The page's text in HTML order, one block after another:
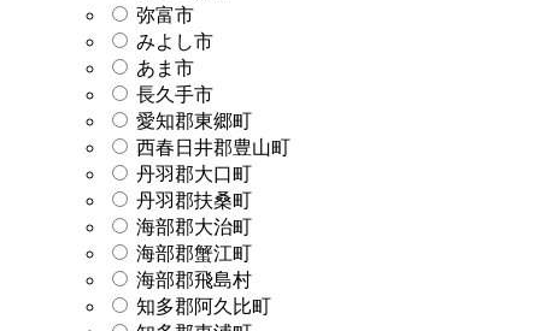
弥富市
みよし市
あま市
長久手市
愛知郡東郷町
西春日井郡豊山町
丹羽郡大口町
丹羽郡扶桑町
海部郡大治町
海部郡蟹江町
海部郡飛島村
知多郡阿久比町